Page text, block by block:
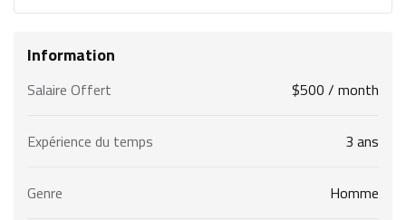
Information
Salaire Offert $500 / month
Expérience du temps 3 ans
Genre Homme